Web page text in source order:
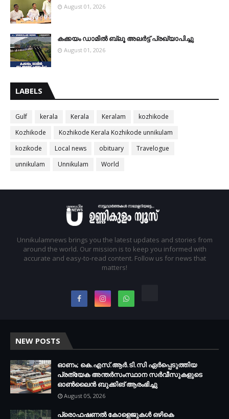
August 01, 2026
കക്കയം ഡാമിൽ ബ്ലൂ അലർട്ട് പ്രഖ്യാപിച്ചു
August 01, 2026
LABELS
Gulf kerala Kerala Keralam
kozhikode
Kozhikode
Kozhikode Kerala Kozhikode unnikulam
kozikode
Local news obituary
Travelogue
unnikulam
Unnikulam World
Unnikulamnews brings you the latest updates and stories from
around the world. Our mission is to keep you informed with
accurate and easy-to-read content. Follow us for news that
matters!
NEW POSTS
ഓണം; കെ.എസ്.ആർ.ടി.സി ഏർപ്പെടുത്തിയ
പ്രത്യേക അന്തർസംസ്ഥാന സർവീസുകളുടെ
ഓൺലൈൻ ബുക്കിങ് ആരംഭിച്ചു
August 05, 2026
പ്രൊഫഷണൽ കോളെജുകൾ ഒഴികെ